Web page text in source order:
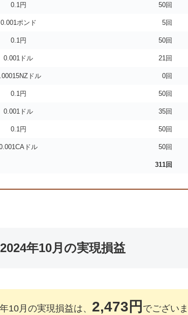
0.1円 50回
0.001ポンド 5回
0.1円 50回
0.001ドル 21回
ドル 0回
0.1円 50回
0.001ドル 35回
0.1円 50回
ドル 50回
311回
年10月の実現損益
10月の実現損益は、 2,473円 でございま